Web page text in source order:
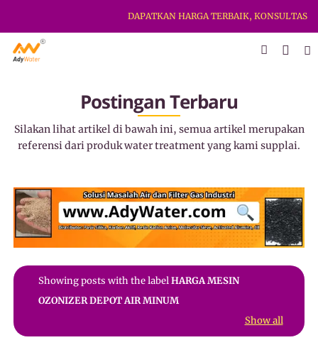
DAPATKAN HARGA TERBAIK, KONSULTASI
Postingan Terbaru
Silakan lihat artikel di bawah ini, semua artikel merupakan
referensi dari produk water treatment yang kami supplai.
Showing posts with the labelHARGA MESIN
OZONIZER DEPOT AIR MINUM
Show all